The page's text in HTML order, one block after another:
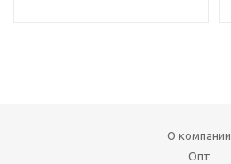
О компании
Опт